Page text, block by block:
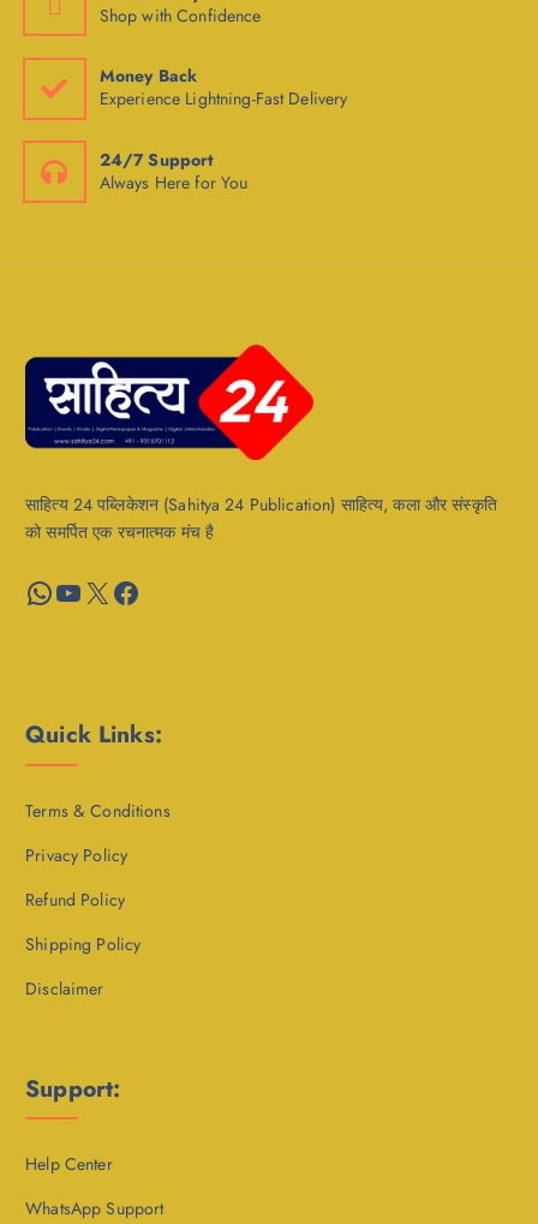
Shop with Confidence
Money Back
Experience Lightning-Fast Delivery
24/7 Support
Always Here for You
साहित्य 24 पब्लिकेशन (Sahitya 24 Publication) साहित्य, कला और संस्कृति
को समर्पित एक रचनात्मक मंच है
WhatsApp YouTube X Facebook
Quick Links:
Terms & Conditions
Privacy Policy
Refund Policy
Shipping Policy
Disclaimer
Support:
Help Center
WhatsApp Support